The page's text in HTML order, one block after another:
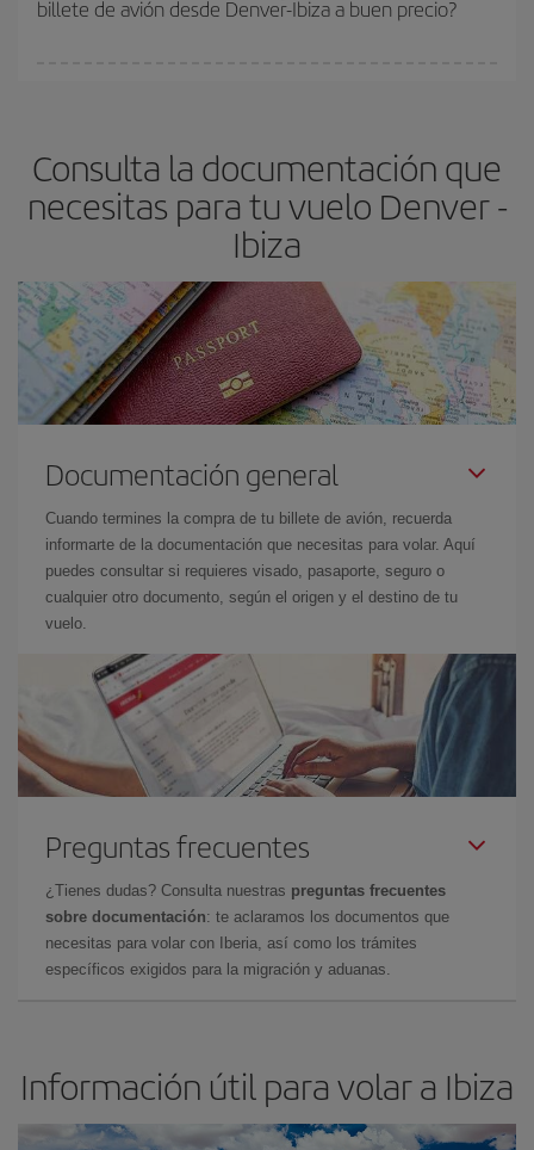
asegura el vuelo más barato.
billete de avión desde Denver-Ibiza a buen precio?
avión más baratos te saldrán. Además, si buscas los vuelos con
las fechas y los horarios del viaje un poco abiertos, podráselegir
el precio más barato.
Consulta la documentación que
necesitas para tu vuelo Denver -
Ibiza
Documentación general
Cuando termines la compra de tu billete de avión, recuerda
informarte de la documentación que necesitas para volar. Aquí
puedes consultar si requieres visado, pasaporte, seguro o
cualquier otro documento, según el origen y el destino de tu
vuelo.
Preguntas frecuentes
¿Tienes dudas? Consulta nuestras preguntas frecuentes
sobre documentación: te aclaramos los documentos que
necesitas para volar con Iberia, así como los trámites
específicos exigidos para la migración y aduanas.
Información útil para volar a Ibiza